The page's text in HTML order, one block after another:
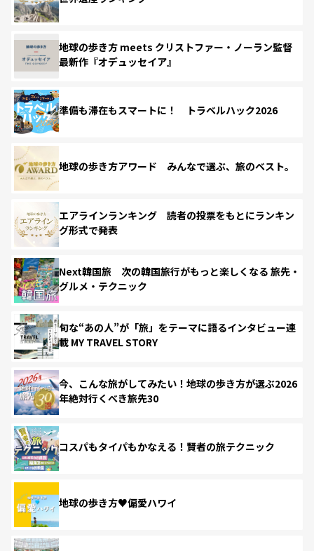
地球の歩き方 meets クリストファー・ノーラン監督
最新作『オデュッセイア』
準備も滞在もスマートに！ トラベルハック2026
地球の歩き方アワード みんなで選ぶ、旅のベスト。
エアラインランキング 読者の投票をもとにランキン
グ形式で発表
Next韓国旅 次の韓国旅行がもっと楽しくなる 旅先・
グルメ・テクニック
旬な“あの人”が「旅」をテーマに語るインタビュー連
載 MY TRAVEL STORY
今、こんな旅がしてみたい！地球の歩き方が選ぶ2026
年絶対行くべき旅先30
コスパもタイパもかなえる！賢者の旅テクニック
地球の歩き方♥偏愛ハワイ